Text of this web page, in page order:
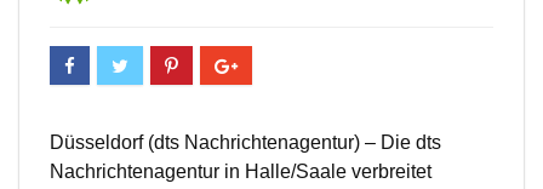
Düsseldorf (dts Nachrichtenagentur) – Die dts
Nachrichtenagentur in Halle/Saale verbreitet